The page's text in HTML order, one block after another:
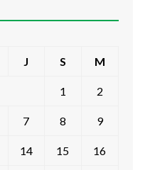
J S M
1 2
7 8 9
14 15 16